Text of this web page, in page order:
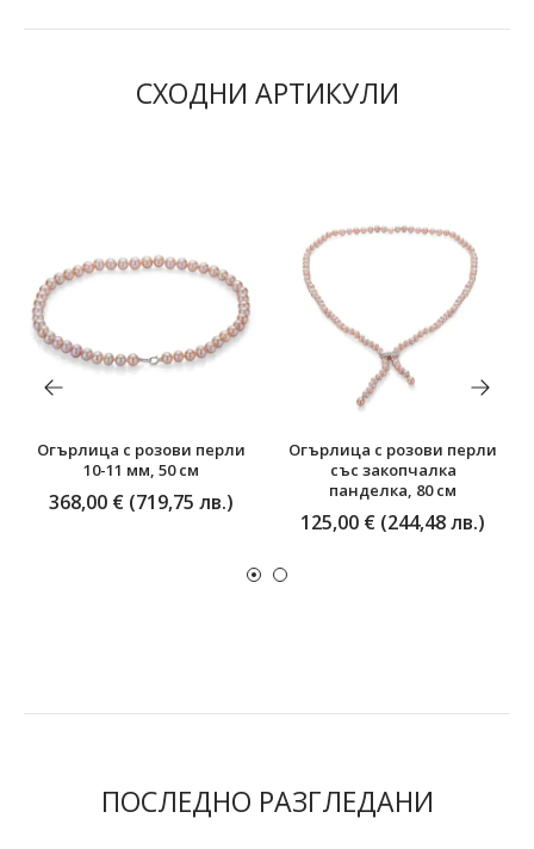
СХОДНИ АРТИКУЛИ
Огърлица с розови перли
10-11 мм, 50 см
368,00 € (719,75 лв.)
Огърлица с розови перли
със закопчалка
панделка, 80 см
125,00 € (244,48 лв.)
ПОСЛЕДНО РАЗГЛЕДАНИ